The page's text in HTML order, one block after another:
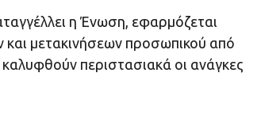
η Ένωση, εφαρμόζεται
μετακινήσεων προσωπικού από
περιστασιακά οι ανάγκες